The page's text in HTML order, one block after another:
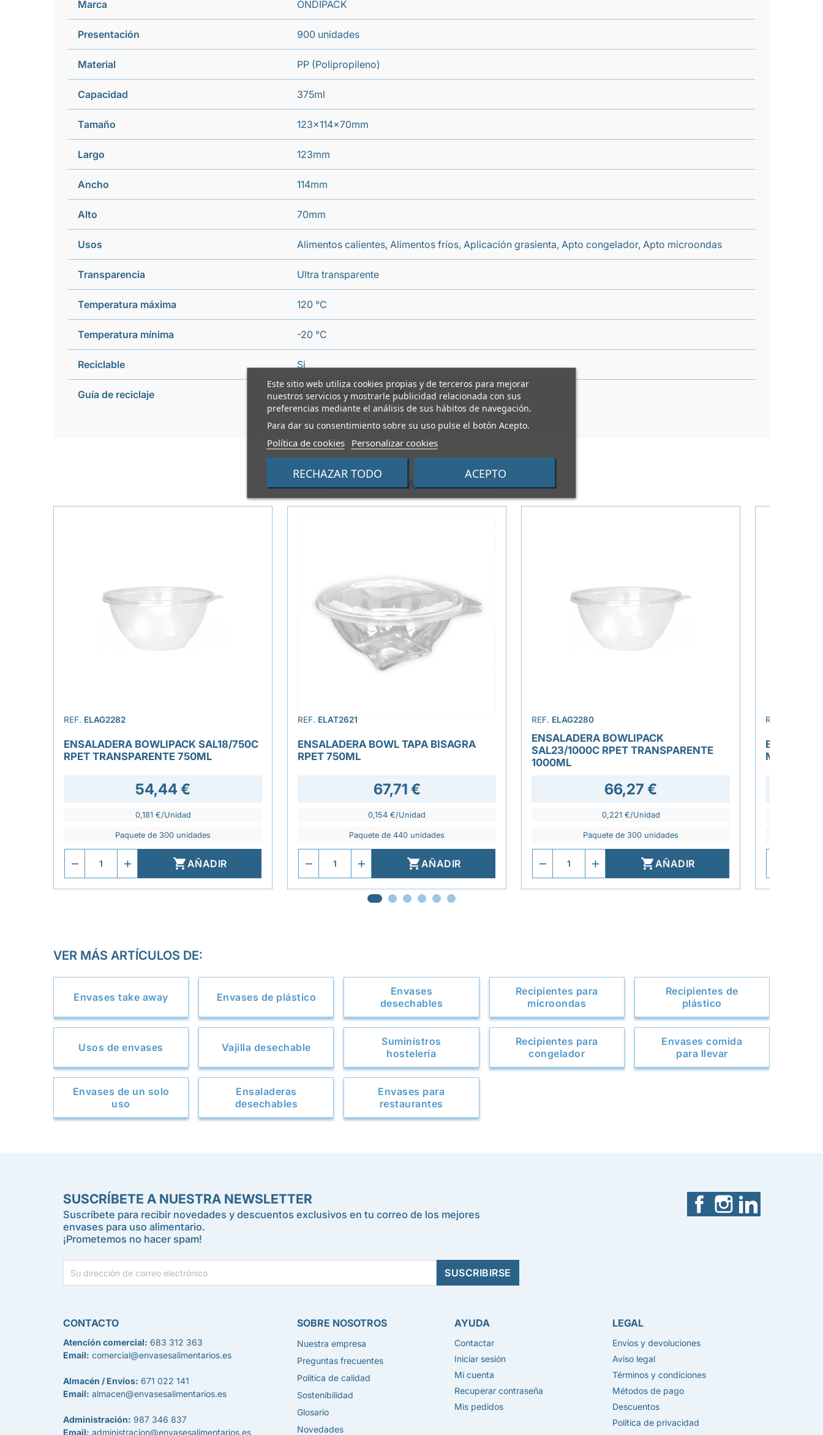
Este sitio web utiliza cookies propias y de terceros para mejorar
nuestros servicios y mostrarle publicidad relacionada con sus
preferencias mediante el análisis de sus hábitos de navegación.
Para dar su consentimiento sobre su uso pulse el botón Acepto.
Política de cookies Personalizar cookies
RECHAZAR TODO ACEPTO
Marca ONDIPACK
Presentación 900 unidades
Material PP (Polipropileno)
Capacidad 375ml
Tamaño 123x114x70mm
Largo 123mm
Ancho 114mm
Alto 70mm
Usos Alimentos calientes, Alimentos fríos, Aplicación grasienta, Apto congelador, Apto microondas
Transparencia Ultra transparente
Temperatura máxima 120 °C
Temperatura mínima -20 °C
Reciclable Si
Guía de reciclaje Contenedor amarillo
PRODUCTOS ALTERNATIVOS
REF. ELAG2282
ENSALADERA BOWLIPACK SAL18/750C
RPET TRANSPARENTE 750ML
54,44 €
0,181 €/Unidad
Paquete de 300 unidades
AÑADIR
REF. ELAT2621
ENSALADERA BOWL TAPA BISAGRA
RPET 750ML
67,71 €
0,154 €/Unidad
Paquete de 440 unidades
AÑADIR
REF. ELAG2280
ENSALADERA BOWLIPACK
SAL23/1000C RPET TRANSPARENTE
1000ML
66,27 €
0,221 €/Unidad
Paquete de 300 unidades
AÑADIR
REF.
ENVASE
VER MÁS ARTÍCULOS DE:
Envases take away Envases de plástico
Envases
desechables
Recipientes para
microondas
Recipientes de
plástico
Usos de envases Vajilla desechable
Suministros
hostelería
Recipientes para
congelador
Envases comida
para llevar
Envases de un solo
uso
Ensaladeras
desechables
Envases para
restaurantes
SUSCRÍBETE A NUESTRA NEWSLETTER
Suscríbete para recibir novedades y descuentos exclusivos en tu correo de los mejores
envases para uso alimentario.
¡Prometemos no hacer spam!
FacebookInstagram
CONTACTO
Atención comercial: 683 312 363
Email: comercial@envasesalimentarios.es
Almacén / Envíos: 671 022 141
Email: almacen@envasesalimentarios.es
Administración: 987 346 837
Email: administracion@envasesalimentarios.es
SOBRE NOSOTROS
Nuestra empresa
Preguntas frecuentes
Política de calidad
Sostenibilidad
Glosario
Novedades
AYUDA
Contactar
Iniciar sesión
Mi cuenta
Recuperar contraseña
Mis pedidos
LEGAL
Envíos y devoluciones
Aviso legal
Términos y condiciones
Métodos de pago
Descuentos
Política de privacidad